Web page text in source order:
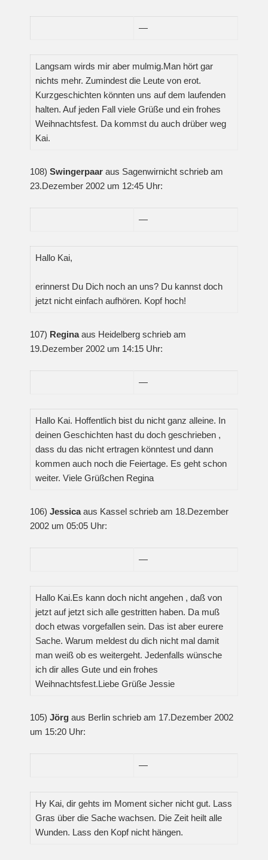
—
Langsam wirds mir aber mulmig.Man hört gar
nichts mehr. Zumindest die Leute von erot.
Kurzgeschichten könnten uns auf dem laufenden
halten. Auf jeden Fall viele Grüße und ein frohes
Weihnachtsfest. Da kommst du auch drüber weg
Kai.
108) Swingerpaar aus Sagenwirnicht schrieb am
23.Dezember 2002 um 12:45 Uhr:
—
Hallo Kai,
erinnerst Du Dich noch an uns? Du kannst doch
jetzt nicht einfach aufhören. Kopf hoch!
107) Reginaaus Heidelberg schrieb am
19.Dezember 2002 um 14:15 Uhr:
—
Hallo Kai. Hoffentlich bist du nicht ganz alleine. In
deinen Geschichten hast du doch geschrieben ,
dass du das nicht ertragen könntest und dann
kommen auch noch die Feiertage. Es geht schon
weiter. Viele Grüßchen Regina
106) Jessicaaus Kassel schrieb am 18.Dezember
2002 um 05:05 Uhr:
—
Hallo Kai.Es kann doch nicht angehen , daß von
jetzt auf jetzt sich alle gestritten haben. Da muß
doch etwas vorgefallen sein. Das ist aber eurere
Sache. Warum meldest du dich nicht mal damit
man weiß ob es weitergeht. Jedenfalls wünsche
ich dir alles Gute und ein frohes
Weihnachtsfest.Liebe Grüße Jessie
105) Jörg aus Berlin schrieb am 17.Dezember 2002
um 15:20 Uhr:
—
Hy Kai, dir gehts im Moment sicher nicht gut. Lass
Gras über die Sache wachsen. Die Zeit heilt alle
Wunden. Lass den Kopf nicht hängen.